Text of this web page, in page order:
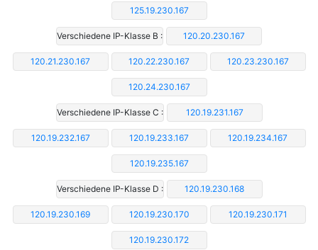
125.19.230.167
Verschiedene IP-Klasse B : 120.20.230.167
120.21.230.167 120.22.230.167 120.23.230.167
120.24.230.167
Verschiedene IP-Klasse C : 120.19.231.167
120.19.232.167 120.19.233.167 120.19.234.167
120.19.235.167
Verschiedene IP-Klasse D : 120.19.230.168
120.19.230.169 120.19.230.170 120.19.230.171
120.19.230.172